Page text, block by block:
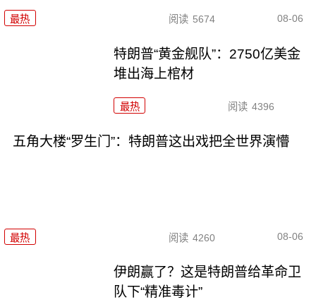
最热 阅读 5674 08-06
特朗普“黄金舰队”：2750亿美金
堆出海上棺材
最热 阅读 4396
五角大楼“罗生门”：特朗普这出戏把全世界演懵
最热 阅读 4260 08-06
伊朗赢了？这是特朗普给革命卫
队下“精准毒计”